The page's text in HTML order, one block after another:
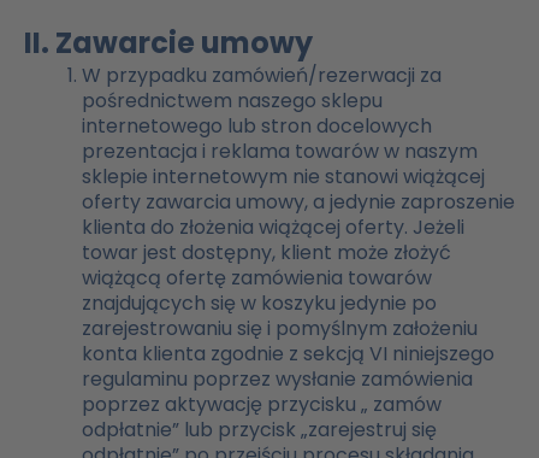
II. Zawarcie umowy
W przypadku zamówień/rezerwacji za
pośrednictwem naszego sklepu
internetowego lub stron docelowych
prezentacja i reklama towarów w naszym
sklepie internetowym nie stanowi wiążącej
oferty zawarcia umowy, a jedynie zaproszenie
klienta do złożenia wiążącej oferty. Jeżeli
towar jest dostępny, klient może złożyć
wiążącą ofertę zamówienia towarów
znajdujących się w koszyku jedynie po
zarejestrowaniu się i pomyślnym założeniu
konta klienta zgodnie z sekcją VI niniejszego
regulaminu poprzez wysłanie zamówienia
poprzez aktywację przycisku „ zamów
odpłatnie” lub przycisk „zarejestruj się